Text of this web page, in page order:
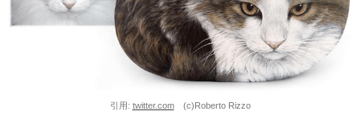
引用: twitter.com(c)Roberto Rizzo